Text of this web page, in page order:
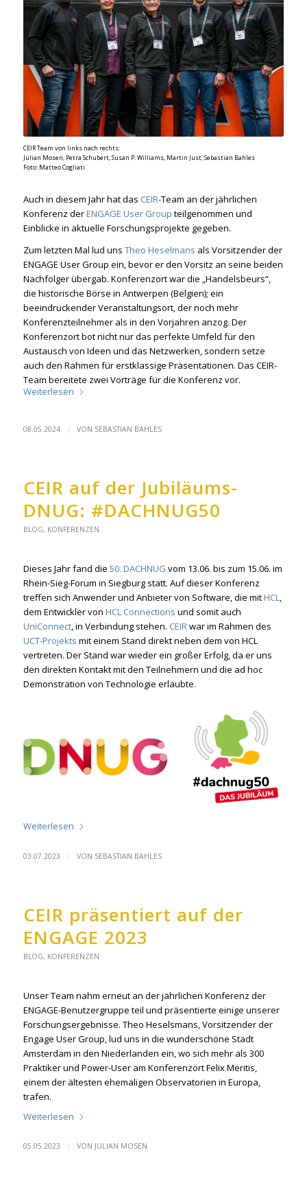
CEIR Team von links nach rechts:
Julian Mosen, Petra Schubert, Susan P. Williams, Martin Just, Sebastian Bahles
Foto: Matteo Cogliati
Auch in diesem Jahr hat das CEIR-Team an der jährlichen
Konferenz derENGAGE User Group teilgenommen und
Einblicke in aktuelle Forschungsprojekte gegeben.
Zum letzten Mal lud uns Theo Heselmans als Vorsitzender der
ENGAGE User Group ein, bevor er den Vorsitz an seine beiden
Nachfolger übergab. Konferenzort war die „Handelsbeurs“,
die historische Börse in Antwerpen (Belgien); ein
beeindruckender Veranstaltungsort, der noch mehr
Konferenzteilnehmer als in den Vorjahren anzog. Der
Konferenzort bot nicht nur das perfekte Umfeld für den
Austausch von Ideen und das Netzwerken, sondern setze
auch den Rahmen für erstklassige Präsentationen. Das CEIR-
Team bereitete zwei Vorträge für die Konferenz vor.
Weiterlesen
08.05.2024 / VON SEBASTIAN BAHLES
CEIR auf der Jubiläums-
DNUG: #DACHNUG50
BLOG, KONFERENZEN
Dieses Jahr fand die 50. DACHNUG vom 13.06. bis zum 15.06. im
Rhein-Sieg-Forum in Siegburg statt. Auf dieser Konferenz
treffen sich Anwender und Anbieter von Software, die mitHCL,
dem Entwickler von HCL Connections und somit auch
UniConnect, in Verbindung stehen. CEIRwar im Rahmen des
UCT-Projekts mit einem Stand direkt neben dem von HCL
vertreten. Der Stand war wieder ein großer Erfolg, da er uns
den direkten Kontakt mit den Teilnehmern und die ad hoc
Demonstration von Technologie erlaubte.
Weiterlesen
03.07.2023 / VON SEBASTIAN BAHLES
CEIR präsentiert auf der
ENGAGE 2023
BLOG, KONFERENZEN
Unser Team nahm erneut an der jährlichen Konferenz der
ENGAGE-Benutzergruppe teil und präsentierte einige unserer
Forschungsergebnisse. Theo Heselsmans, Vorsitzender der
Engage User Group, lud uns in die wunderschöne Stadt
Amsterdam in den Niederlanden ein, wo sich mehr als 300
Praktiker und Power-User am Konferenzort Felix Meritis,
einem der ältesten ehemaligen Observatorien in Europa,
trafen.
Weiterlesen
05.05.2023 / VON JULIAN MOSEN